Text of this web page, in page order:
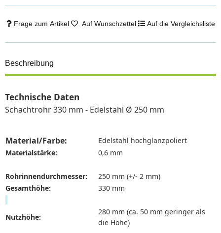
Frage zum Artikel Auf Wunschzettel Auf die Vergleichsliste
Beschreibung
Technische Daten
Schachtrohr 330 mm - Edelstahl Ø 250 mm
Material/Farbe:
Edelstahl hochglanzpoliert
Materialstärke:
0,6 mm
Rohrinnendurchmesser:
250 mm (+/- 2 mm)
Gesamthöhe:
330 mm
Nutzhöhe:
280 mm (ca. 50 mm geringer als
die Höhe)